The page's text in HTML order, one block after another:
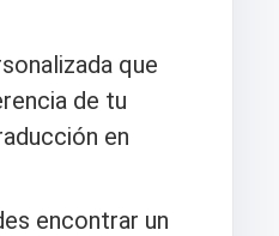
que
de tu
en
encontrar un